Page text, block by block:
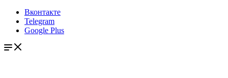
Вконтакте
Telegram
Google Plus